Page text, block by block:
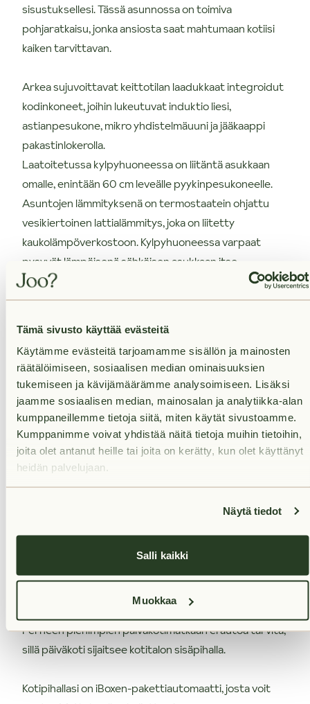
Tämä sivusto käyttää evästeitä
Käytämme evästeitä tarjoamamme sisällön ja mainosten
räätälöimiseen, sosiaalisen median ominaisuuksien
tukemiseen ja kävijämäärämme analysoimiseen. Lisäksi
jaamme sosiaalisen median, mainosalan ja analytiikka-alan
kumppaneillemme tietoja siitä, miten käytät sivustoamme.
Kumppanimme voivat yhdistää näitä tietoja muihin tietoihin,
joita olet antanut heille tai joita on kerätty, kun olet käyttänyt
heidän palvelujaan.
Näytä tiedot
Salli kaikki
Muokkaa
sisustuksellesi. Tässä asunnossa on toimiva
pohjaratkaisu, jonka ansiosta saat mahtumaan kotiisi
kaiken tarvittavan.
Arkea sujuvoittavat keittotilan laadukkaat integroidut
kodinkoneet, joihin lukeutuvat induktio liesi,
astianpesukone, mikro yhdistelmäuuni ja jääkaappi
pakastinlokerolla.
Laatoitetussa kylpyhuoneessa on liitäntä asukkaan
omalle, enintään 60 cm leveälle pyykinpesukoneelle.
Asuntojen lämmityksenä on termostaatein ohjattu
vesikiertoinen lattialämmitys, joka on liitetty
kaukolämpöverkostoon. Kylpyhuoneessa varpaat
pysyvät lämpöisenä sähköisen asukkaan itse
säädettävän ”mukavuuslämmön” avulla.
Taloyhtiössä monipuoliset palvelut Joo Work tilasta
yhteiskäyttöautoon
- Ulkoiluvälinevarasto
- Irtaimistovarastot
- Yhteiskäyttöauto
- 100M Telian taloyhtiön laajakaista
- Digitaalinen iLOQ-avain
Auto käyttöön omalta kotipihalta? Joo'o. Tässä
taloyhtiössä on yhteiskäyttöauto, jolla kuljetat
reissaat viikonlopun viettoon edulliseen hintaan.
Perheen pienimpien päiväkotimatkaan ei autoa tarvita,
sillä päiväkoti sijaitsee kotitalon sisäpihalla.
Kotipihallasi on iBoxen-pakettiautomaatti, josta voit